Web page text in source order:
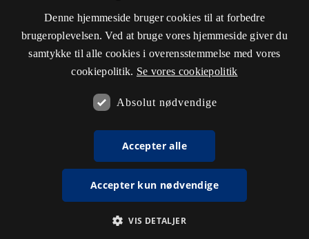
Denne hjemmeside bruger cookies til at forbedre
brugeroplevelsen. Ved at bruge vores hjemmeside giver du
samtykke til alle cookies i overensstemmelse med vores
cookiepolitik. Se vores cookiepolitik
Absolut nødvendige
Accepter alle
Accepter kun nødvendige
VIS DETALJER